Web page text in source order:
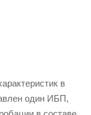
в
один ИБП,